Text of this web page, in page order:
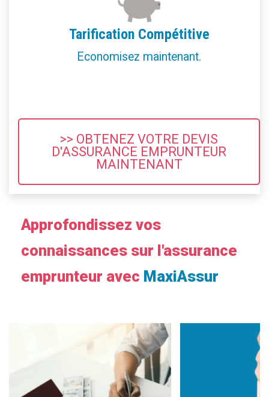
Tarification Compétitive
Economisez maintenant.
>> OBTENEZ VOTRE DEVIS
D'ASSURANCE EMPRUNTEUR
MAINTENANT
Approfondissez vos
connaissances sur l'assurance
emprunteur avec MaxiAssur